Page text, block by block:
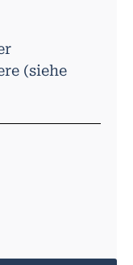
(siehe